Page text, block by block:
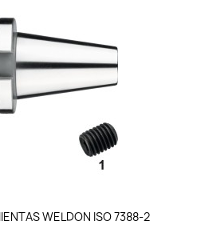
WELDON ISO 7388-2